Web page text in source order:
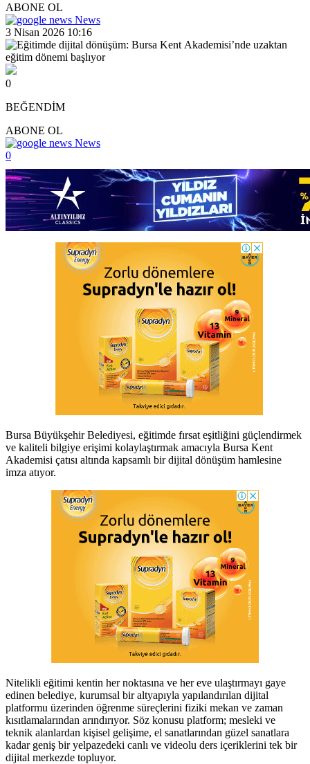
ABONE OL
News
3 Nisan 2026 10:16
0
BEĞENDİM
ABONE OL
News
0
Bursa Büyükşehir Belediyesi, eğitimde fırsat eşitliğini güçlendirmek
ve kaliteli bilgiye erişimi kolaylaştırmak amacıyla Bursa Kent
Akademisi çatısı altında kapsamlı bir dijital dönüşüm hamlesine
imza atıyor.
Nitelikli eğitimi kentin her noktasına ve her eve ulaştırmayı gaye
edinen belediye, kurumsal bir altyapıyla yapılandırılan dijital
platformu üzerinden öğrenme süreçlerini fiziki mekan ve zaman
kısıtlamalarından arındırıyor. Söz konusu platform; mesleki ve
teknik alanlardan kişisel gelişime, el sanatlarından güzel sanatlara
kadar geniş bir yelpazedeki canlı ve videolu ders içeriklerini tek bir
dijital merkezde topluyor.